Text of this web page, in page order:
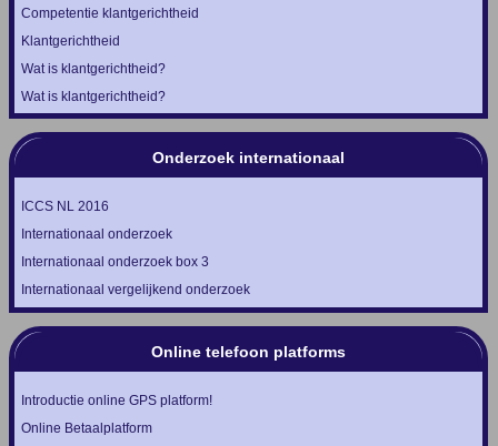
Competentie klantgerichtheid
Klantgerichtheid
Wat is klantgerichtheid?
Wat is klantgerichtheid?
Onderzoek internationaal
ICCS NL 2016
Internationaal onderzoek
Internationaal onderzoek box 3
Internationaal vergelijkend onderzoek
Online telefoon platforms
Introductie online GPS platform!
Online Betaalplatform